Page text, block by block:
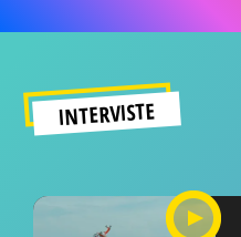
INTERVISTE